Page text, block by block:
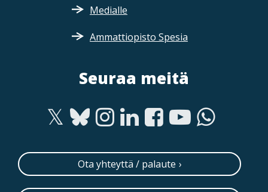
Medialle
Ammattiopisto Spesia
Seuraa meitä
Ota yhteyttä / palaute